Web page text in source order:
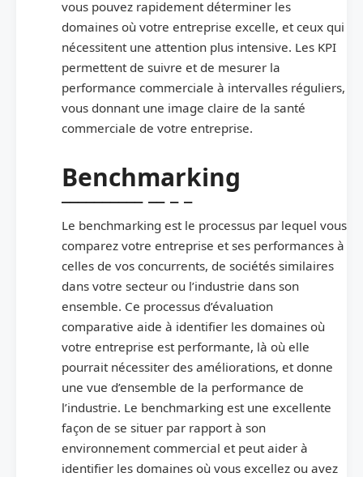
vous pouvez rapidement déterminer les
domaines où votre entreprise excelle, et ceux qui
nécessitent une attention plus intensive. Les KPI
permettent de suivre et de mesurer la
performance commerciale à intervalles réguliers,
vous donnant une image claire de la santé
commerciale de votre entreprise.
Benchmarking
Le benchmarking est le processus par lequel vous
comparez votre entreprise et ses performances à
celles de vos concurrents, de sociétés similaires
dans votre secteur ou l’industrie dans son
ensemble. Ce processus d’évaluation
comparative aide à identifier les domaines où
votre entreprise est performante, là où elle
pourrait nécessiter des améliorations, et donne
une vue d’ensemble de la performance de
l’industrie. Le benchmarking est une excellente
façon de se situer par rapport à son
environnement commercial et peut aider à
identifier les domaines où vous excellez ou avez